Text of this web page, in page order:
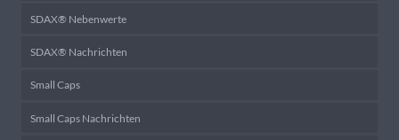
SDAX® Nebenwerte
SDAX® Nachrichten
Small Caps
Small Caps Nachrichten